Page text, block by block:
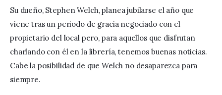
Su dueño, Stephen Welch, planea jubilarse el año que
viene tras un periodo de gracia negociado con el
propietario del local pero, para aquellos que disfrutan
charlando con él en la librería, tenemos buenas noticias.
Cabe la posibilidad de que Welch no desaparezca para
siempre.